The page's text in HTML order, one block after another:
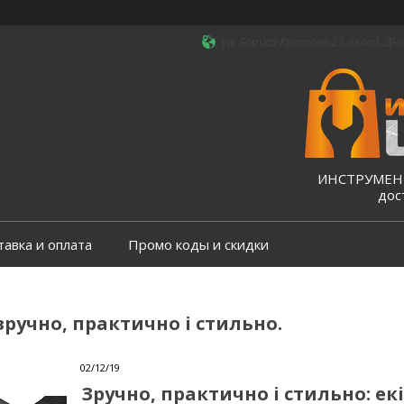
и оплата Промо коды и скидки
практично і стильно.
02/12/19
Зручно, практично і стильно: